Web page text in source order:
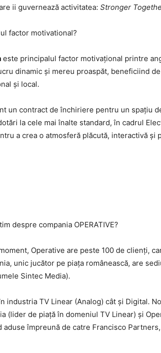
ii guvernează activitatea: Stronger
factor motivational?
este principalul factor motivațional printre
dinamic și mereu proaspăt, beneficiind
și local.
un contract de închiriere pentru un spațiu
la cele mai înalte standard, în cadrul
a crea o atmosferă plăcută, interactivă și
despre compania OPERATIVE?
Operative are peste 100 de clienți,
unic jucător pe piața românească, are
Sintec Media).
industria TV Linear (Analog) cât și Digital.
(lider de piață în domeniul TV Linear) și
aduse împreună de catre Francisco